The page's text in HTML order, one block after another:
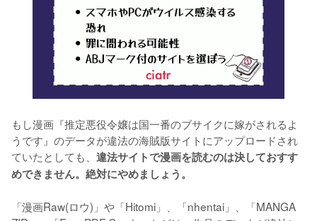
もし漫画『推定悪役令嬢は国一番のブサイクに嫁がされるよ
うです』のデータが違法の海賊版サイトにアップロードされ
ていたとしても、 違法サイトで漫画を読むのは決しておすす
めできません。絶対にやめましょう。
「漫画Raw(ロウ)」や「Hitomi」、「nhentai」、「MANGA